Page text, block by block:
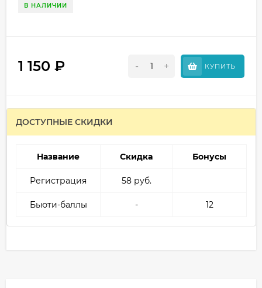
В НАЛИЧИИ
1 150 ₽ - + КУПИТЬ
ДОСТУПНЫЕ СКИДКИ
Название Скидка Бонусы
Регистрация 58 руб.
Бьюти-баллы - 12